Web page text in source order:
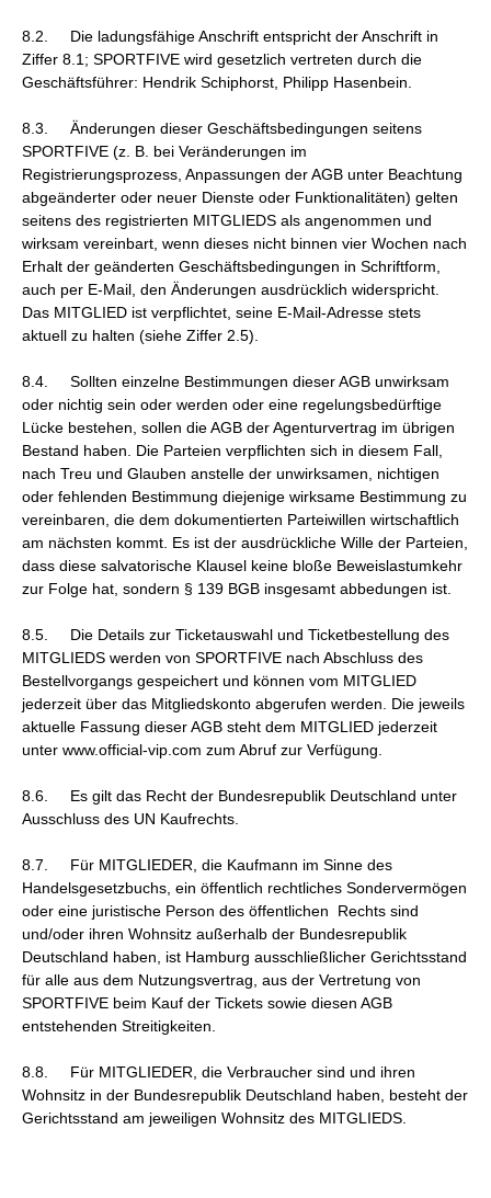
8.2. Die ladungsfähige Anschrift entspricht der Anschrift in
Ziffer 8.1; SPORTFIVE wird gesetzlich vertreten durch die
Geschäftsführer: Hendrik Schiphorst, Philipp Hasenbein.
8.3. Änderungen dieser Geschäftsbedingungen seitens
SPORTFIVE (z. B. bei Veränderungen im
Registrierungsprozess, Anpassungen der AGB unter Beachtung
abgeänderter oder neuer Dienste oder Funktionalitäten) gelten
seitens des registrierten MITGLIEDS als angenommen und
wirksam vereinbart, wenn dieses nicht binnen vier Wochen nach
Erhalt der geänderten Geschäftsbedingungen in Schriftform,
auch per E-Mail, den Änderungen ausdrücklich widerspricht.
Das MITGLIED ist verpflichtet, seine E-Mail-Adresse stets
aktuell zu halten (siehe Ziffer 2.5).
8.4. Sollten einzelne Bestimmungen dieser AGB unwirksam
oder nichtig sein oder werden oder eine regelungsbedürftige
Lücke bestehen, sollen die AGB der Agenturvertrag im übrigen
Bestand haben. Die Parteien verpflichten sich in diesem Fall,
nach Treu und Glauben anstelle der unwirksamen, nichtigen
oder fehlenden Bestimmung diejenige wirksame Bestimmung zu
vereinbaren, die dem dokumentierten Parteiwillen wirtschaftlich
am nächsten kommt. Es ist der ausdrückliche Wille der Parteien,
dass diese salvatorische Klausel keine bloße Beweislastumkehr
zur Folge hat, sondern § 139 BGB insgesamt abbedungen ist.
8.5. Die Details zur Ticketauswahl und Ticketbestellung des
MITGLIEDS werden von SPORTFIVE nach Abschluss des
Bestellvorgangs gespeichert und können vom MITGLIED
jederzeit über das Mitgliedskonto abgerufen werden. Die jeweils
aktuelle Fassung dieser AGB steht dem MITGLIED jederzeit
unter www.official-vip.com zum Abruf zur Verfügung.
8.6. Es gilt das Recht der Bundesrepublik Deutschland unter
Ausschluss des UN Kaufrechts.
8.7. Für MITGLIEDER, die Kaufmann im Sinne des
Handelsgesetzbuchs, ein öffentlich rechtliches Sondervermögen
oder eine juristische Person des öffentlichen Rechts sind
und/oder ihren Wohnsitz außerhalb der Bundesrepublik
Deutschland haben, ist Hamburg ausschließlicher Gerichtsstand
für alle aus dem Nutzungsvertrag, aus der Vertretung von
SPORTFIVE beim Kauf der Tickets sowie diesen AGB
entstehenden Streitigkeiten.
8.8. Für MITGLIEDER, die Verbraucher sind und ihren
Wohnsitz in der Bundesrepublik Deutschland haben, besteht der
Gerichtsstand am jeweiligen Wohnsitz des MITGLIEDS.